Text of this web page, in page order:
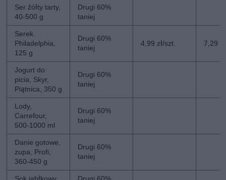
Ser żółty tarty,
40-500 g
Drugi 60%
taniej
Serek
Philadelphia,
125 g
Drugi 60%
taniej
4,99 zł/szt. 7,29
Jogurt do
picia, Skyr,
Piątnica, 350 g
Drugi 60%
taniej
Lody,
Carrefour,
500-1000 ml
Drugi 60%
taniej
Danie gotowe,
zupa, Profi,
360-450 g
Drugi 60%
taniej